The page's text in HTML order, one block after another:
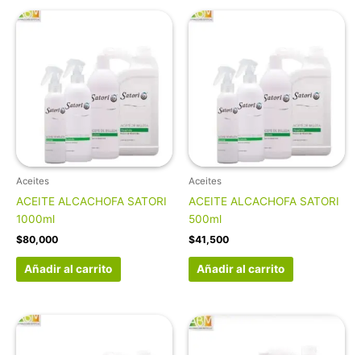
Aceites
ACEITE ALCACHOFA SATORI
1000ml
$80,000
Añadir al carrito
Aceites
ACEITE ALCACHOFA SATORI
500ml
$41,500
Añadir al carrito